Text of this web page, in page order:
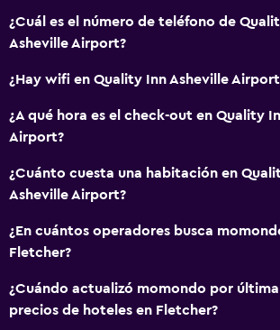
¿Cuál es el número de teléfono de
Asheville Airport?
¿Hay wifi en Quality Inn Asheville
¿A qué hora es el check-out en Quality
Airport?
¿Cuánto cuesta una habitación en
Asheville Airport?
¿En cuántos operadores busca
Fletcher?
¿Cuándo actualizó momondo por última
precios de hoteles en Fletcher?